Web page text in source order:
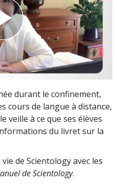
durant le confinement,
cours de langue à distance,
veille à ce que ses élèves
du livret sur la
de Scientology avec les
de Scientology.